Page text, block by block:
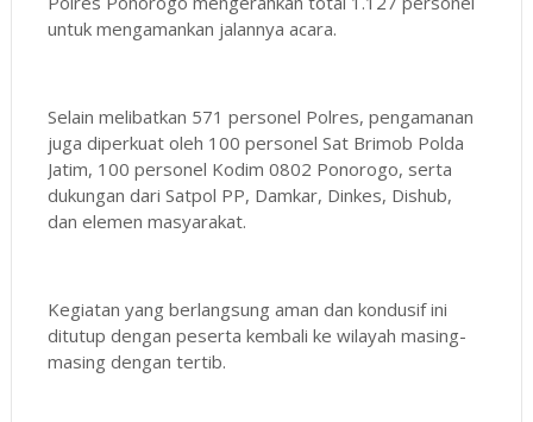
untuk mengamankan jalannya acara.
Selain melibatkan 571 personel Polres, pengamanan
juga diperkuat oleh 100 personel Sat Brimob Polda
Jatim, 100 personel Kodim 0802 Ponorogo, serta
dukungan dari Satpol PP, Damkar, Dinkes, Dishub,
dan elemen masyarakat.
Kegiatan yang berlangsung aman dan kondusif ini
ditutup dengan peserta kembali ke wilayah masing-
masing dengan tertib.